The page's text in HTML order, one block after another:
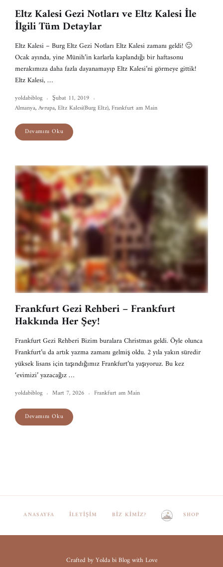
Eltz Kalesi Gezi Notları ve Eltz Kalesi İle
İlgili Tüm Detaylar
Eltz Kalesi – Burg Eltz Gezi Notları Eltz Kalesi zamanı geldi! 🙂
Ocak ayında, yine Münih’in karlarla kaplandığı bir haftasonu
merakımıza daha fazla dayanamayıp Eltz Kalesi’ni görmeye gittik!
Eltz Kalesi, …
yoldabiblog
Şubat 11, 2019
Almanya,Avrupa,Eltz Kalesi(Burg Eltz),Frankfurt am Main
Devamını Oku
Frankfurt Gezi Rehberi – Frankfurt
Hakkında Her Şey!
Frankfurt Gezi Rehberi Bizim buralara Christmas geldi. Öyle olunca
Frankfurt’u da artık yazma zamanı gelmiş oldu. 2 yıla yakın süredir
yüksek lisans için taşındığımız Frankfurt’ta yaşıyoruz. Bu kez
‘evimizi’ yazacağız …
yoldabiblog Mart 7, 2026 Frankfurt am Main
Devamını Oku
ANASAYFA İLETIŞIM BIZ KIMIZ? SHOP
Crafted by Yolda bi Blog with Love